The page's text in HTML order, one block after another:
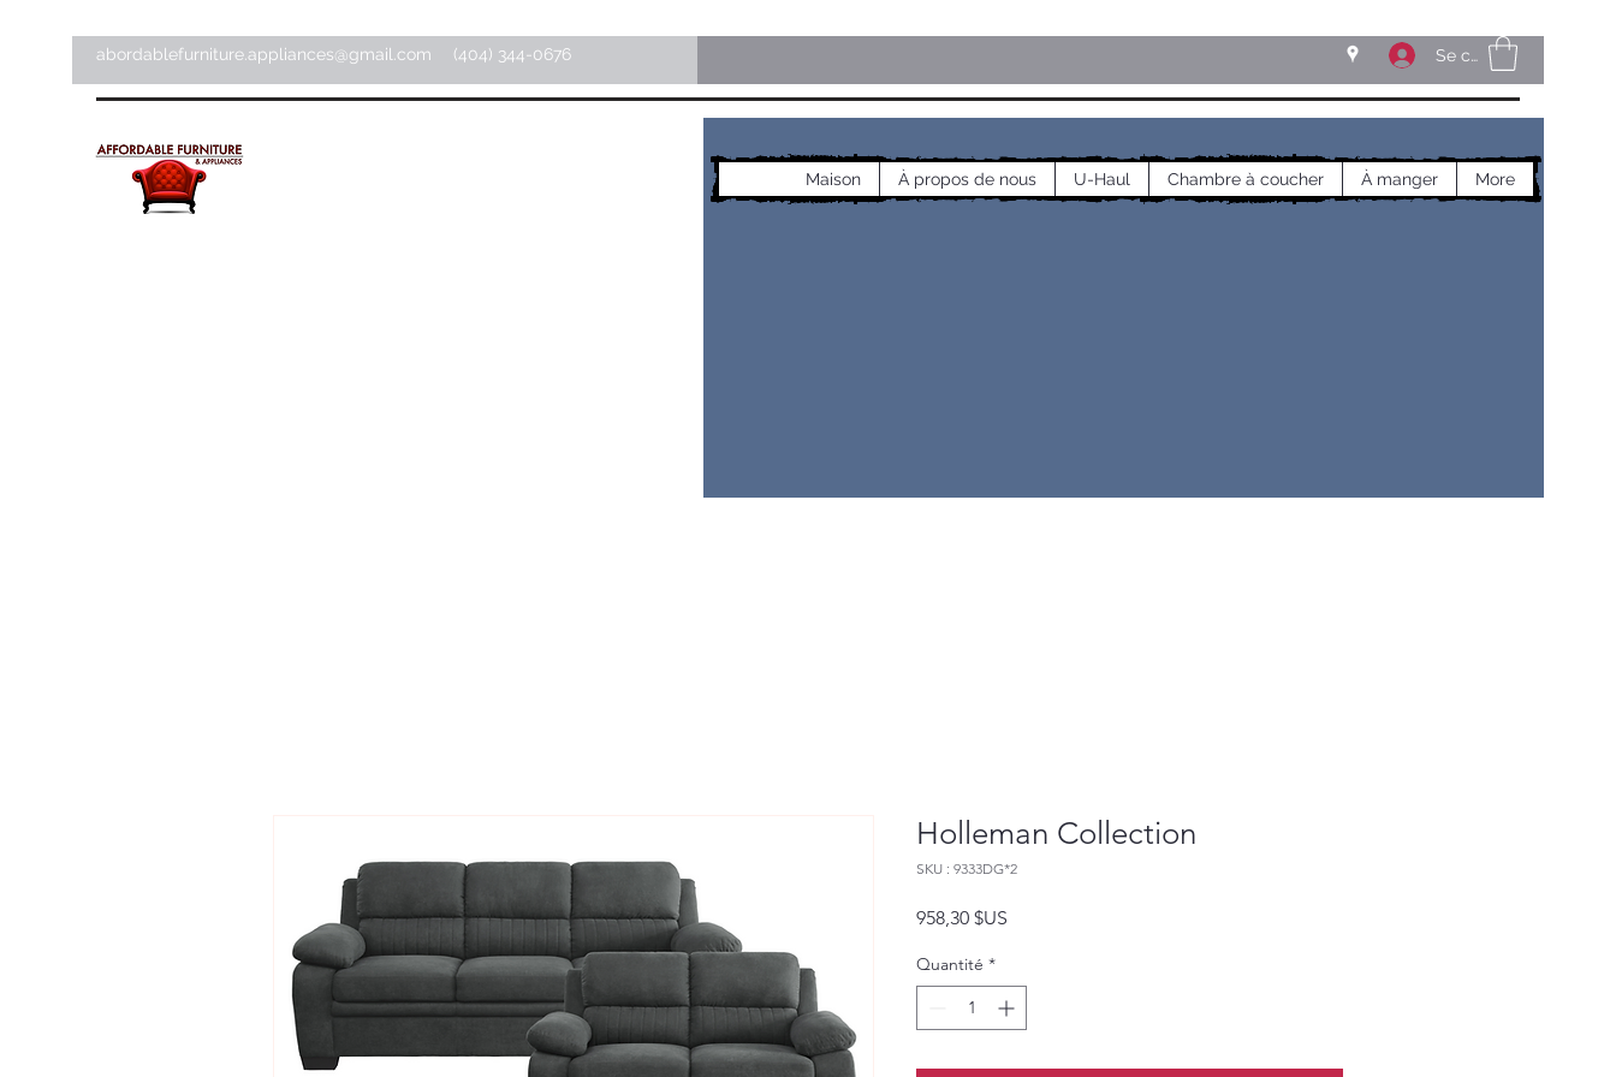
abordablefurniture.appliances@gmail.com (404) 344-0676 Se connecter
Maison À propos de nous U-Haul Chambre à coucher À manger More
Holleman Collection
SKU : 9333DG*2
958,30 $US
Quantité *